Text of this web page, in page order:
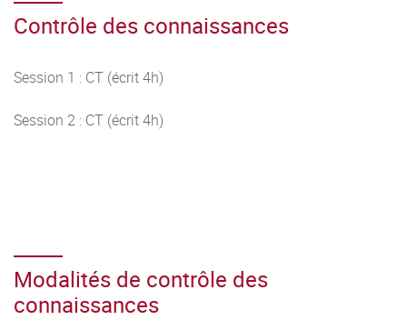
Contrôle des connaissances
Session 1 : CT (écrit 4h)
Session 2 : CT (écrit 4h)
Modalités de contrôle des
connaissances